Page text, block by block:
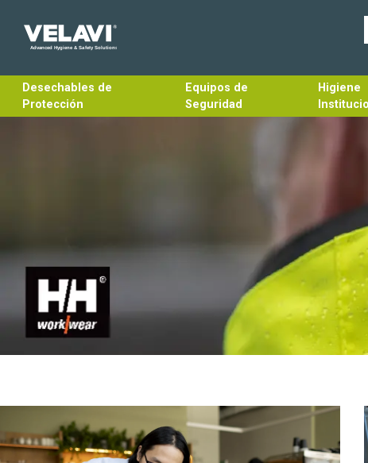
Desechables de
Protección
Equipos de
Seguridad
Higiene